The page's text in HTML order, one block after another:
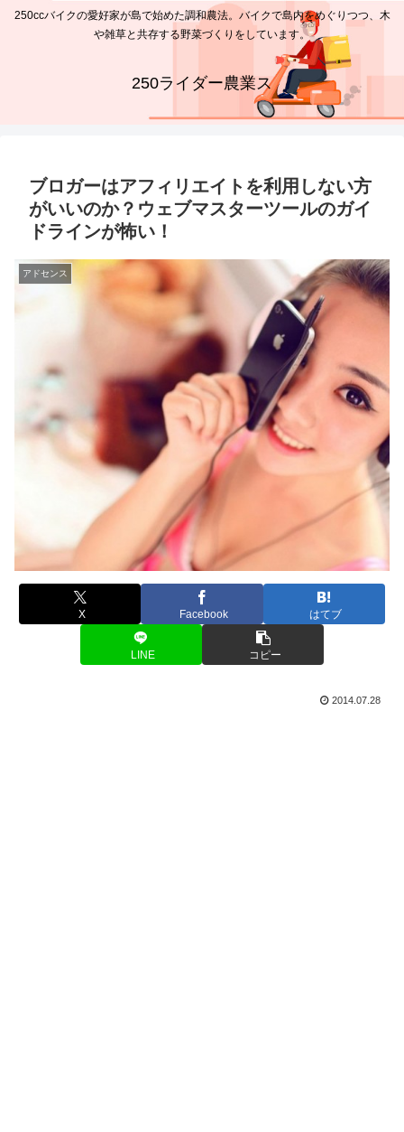
250ccバイクの愛好家が島で始めた調和農法。バイクで島内をめぐりつつ、木
や雑草と共存する野菜づくりをしています。
250ライダー農業ス
ブロガーはアフィリエイトを利用しない方
がいいのか？ウェブマスターツールのガイ
ドラインが怖い！
アドセンス
X Facebook はてブ
LINE コピー
2014.07.28